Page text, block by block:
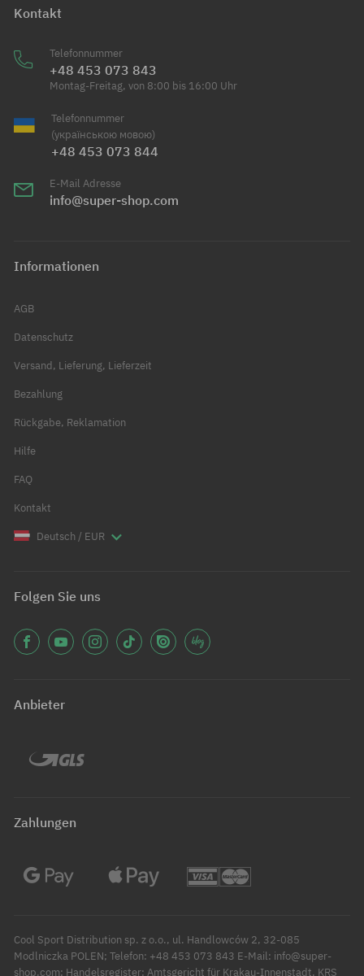
Kontakt
Telefonnummer
+48 453 073 843
Montag-Freitag, von 8:00 bis 16:00 Uhr
Telefonnummer
(українською мовою)
+48 453 073 844
E-Mail Adresse
info@super-shop.com
Informationen
AGB
Datenschutz
Versand, Lieferung, Lieferzeit
Bezahlung
Rückgabe, Reklamation
Hilfe
FAQ
Kontakt
Deutsch / EUR
Folgen Sie uns
Anbieter
Zahlungen
Cool Sport Distribution sp. z o.o., ul. Handlowców 2, 32-085
Modlniczka POLEN; Telefon: +48 453 073 843 E-Mail: info@super-
shop.com; Handelsregister: Amtsgericht für Krakau-Innenstadt, KRS